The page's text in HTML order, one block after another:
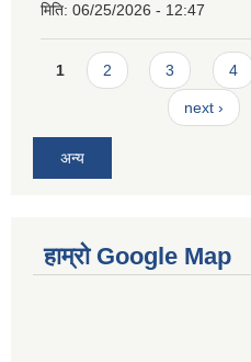
मिति: 06/25/2026 - 12:47
Pages
1 2 3 4
next ›
अन्य
हाम्रो Google Map